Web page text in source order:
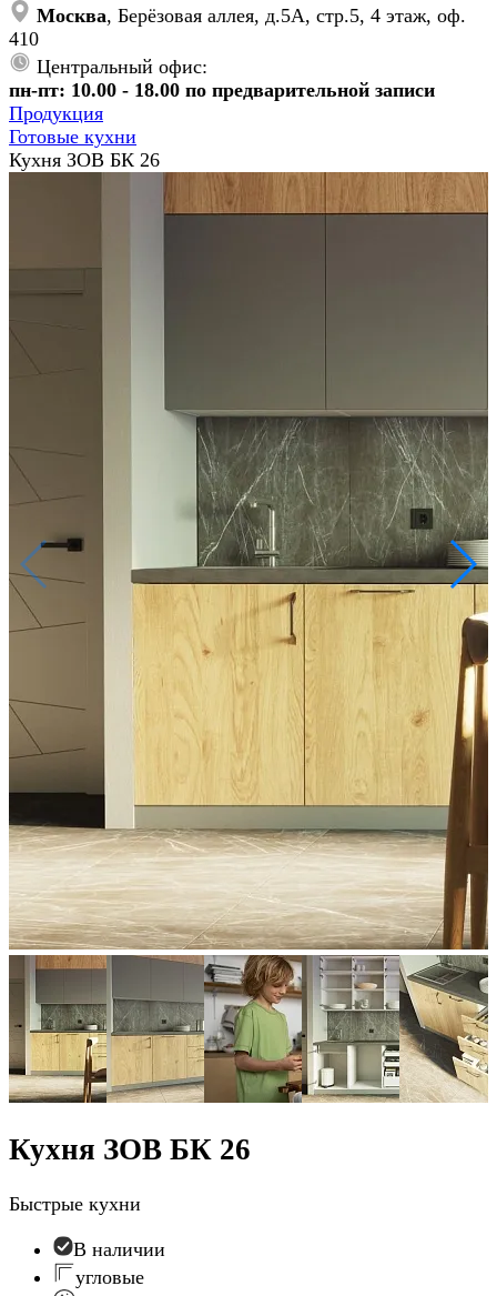
Москва, Берёзовая аллея, д.5А, стр.5, 4 этаж, оф.
410
Центральный офис:
пн-пт: 10.00 - 18.00 по предварительной записи
Продукция
Готовые кухни
Кухня ЗОВ БК 26
Кухня ЗОВ БК 26
Быстрые кухни
В наличии
угловые